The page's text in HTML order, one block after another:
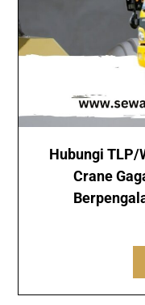
Hubungi TLP/
Crane